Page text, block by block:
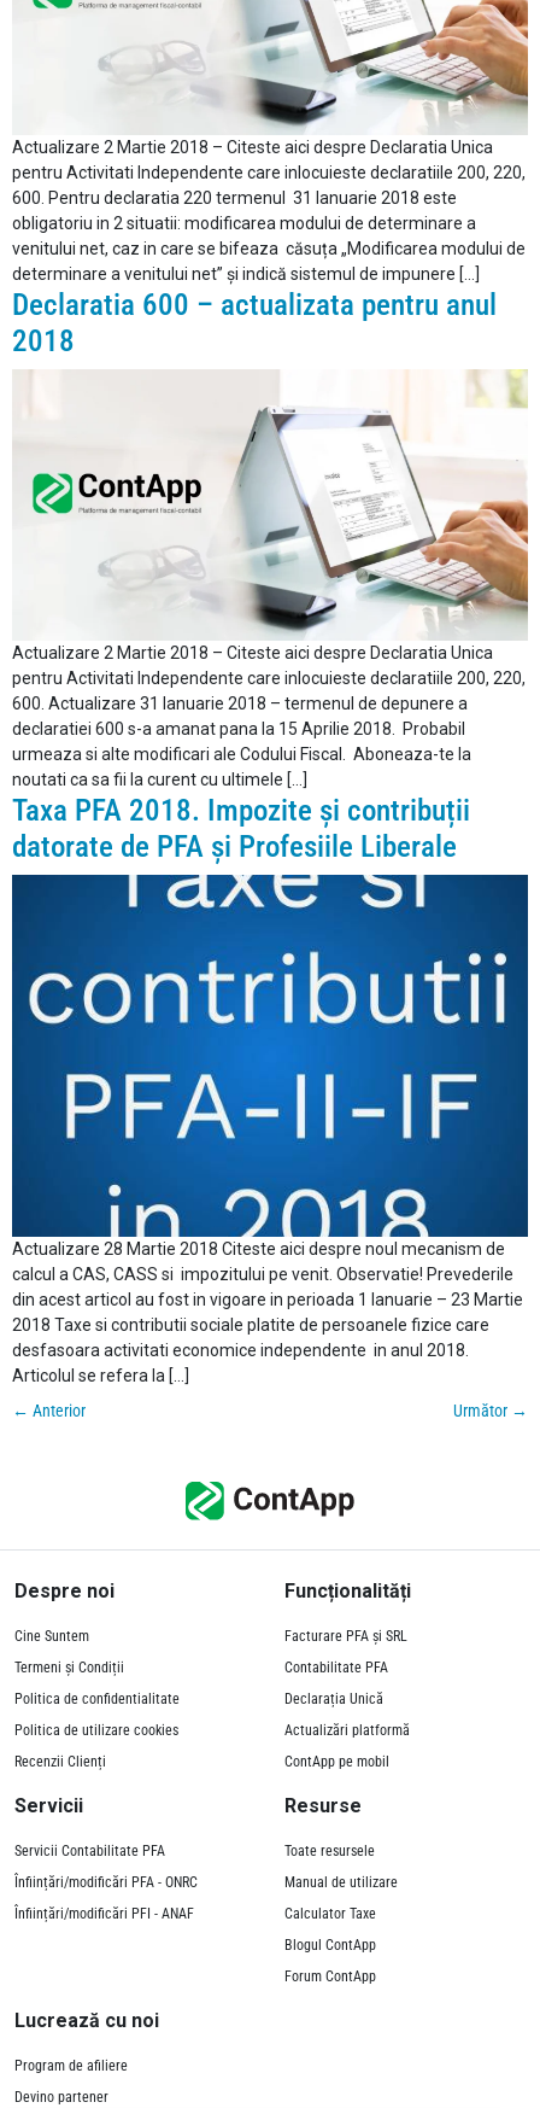
Actualizare 2 Martie 2018 – Citeste aici despre Declaratia Unica
pentru Activitati Independente care inlocuieste declaratiile 200, 220,
600. Pentru declaratia 220 termenul 31 Ianuarie 2018 este
obligatoriu in 2 situatii: modificarea modului de determinare a
venitului net, caz in care se bifeaza căsuța „Modificarea modului de
determinare a venitului net” și indică sistemul de impunere […]
Declaratia 600 – actualizata pentru anul
2018
Actualizare 2 Martie 2018 – Citeste aici despre Declaratia Unica
pentru Activitati Independente care inlocuieste declaratiile 200, 220,
600. Actualizare 31 Ianuarie 2018 – termenul de depunere a
declaratiei 600 s-a amanat pana la 15 Aprilie 2018. Probabil
urmeaza si alte modificari ale Codului Fiscal. Aboneaza-te la
noutati ca sa fii la curent cu ultimele […]
Taxa PFA 2018. Impozite și contribuții
datorate de PFA și Profesiile Liberale
Actualizare 28 Martie 2018 Citeste aici despre noul mecanism de
calcul a CAS, CASS si impozitului pe venit. Observatie! Prevederile
din acest articol au fost in vigoare in perioada 1 Ianuarie – 23 Martie
2018 Taxe si contributii sociale platite de persoanele fizice care
desfasoara activitati economice independente in anul 2018.
Articolul se refera la […]
← Anterior Următor →
Despre noi
Cine Suntem
Termeni și Condiții
Politica de confidentialitate
Politica de utilizare cookies
Recenzii Clienți
Funcționalități
Facturare PFA și SRL
Contabilitate PFA
Declarația Unică
Actualizări platformă
ContApp pe mobil
Servicii
Servicii Contabilitate PFA
Înființări/modificări PFA - ONRC
Înființări/modificări PFI - ANAF
Resurse
Toate resursele
Manual de utilizare
Calculator Taxe
Blogul ContApp
Forum ContApp
Lucrează cu noi
Program de afiliere
Devino partener